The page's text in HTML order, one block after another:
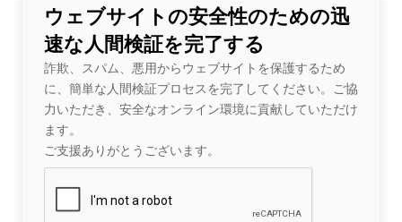
ウェブサイトの安全性のための迅
速な人間検証を完了する
詐欺、スパム、悪用からウェブサイトを保護するため
に、簡単な人間検証プロセスを完了してください。ご協
力いただき、安全なオンライン環境に貢献していただけ
ます。
ご支援ありがとうございます。